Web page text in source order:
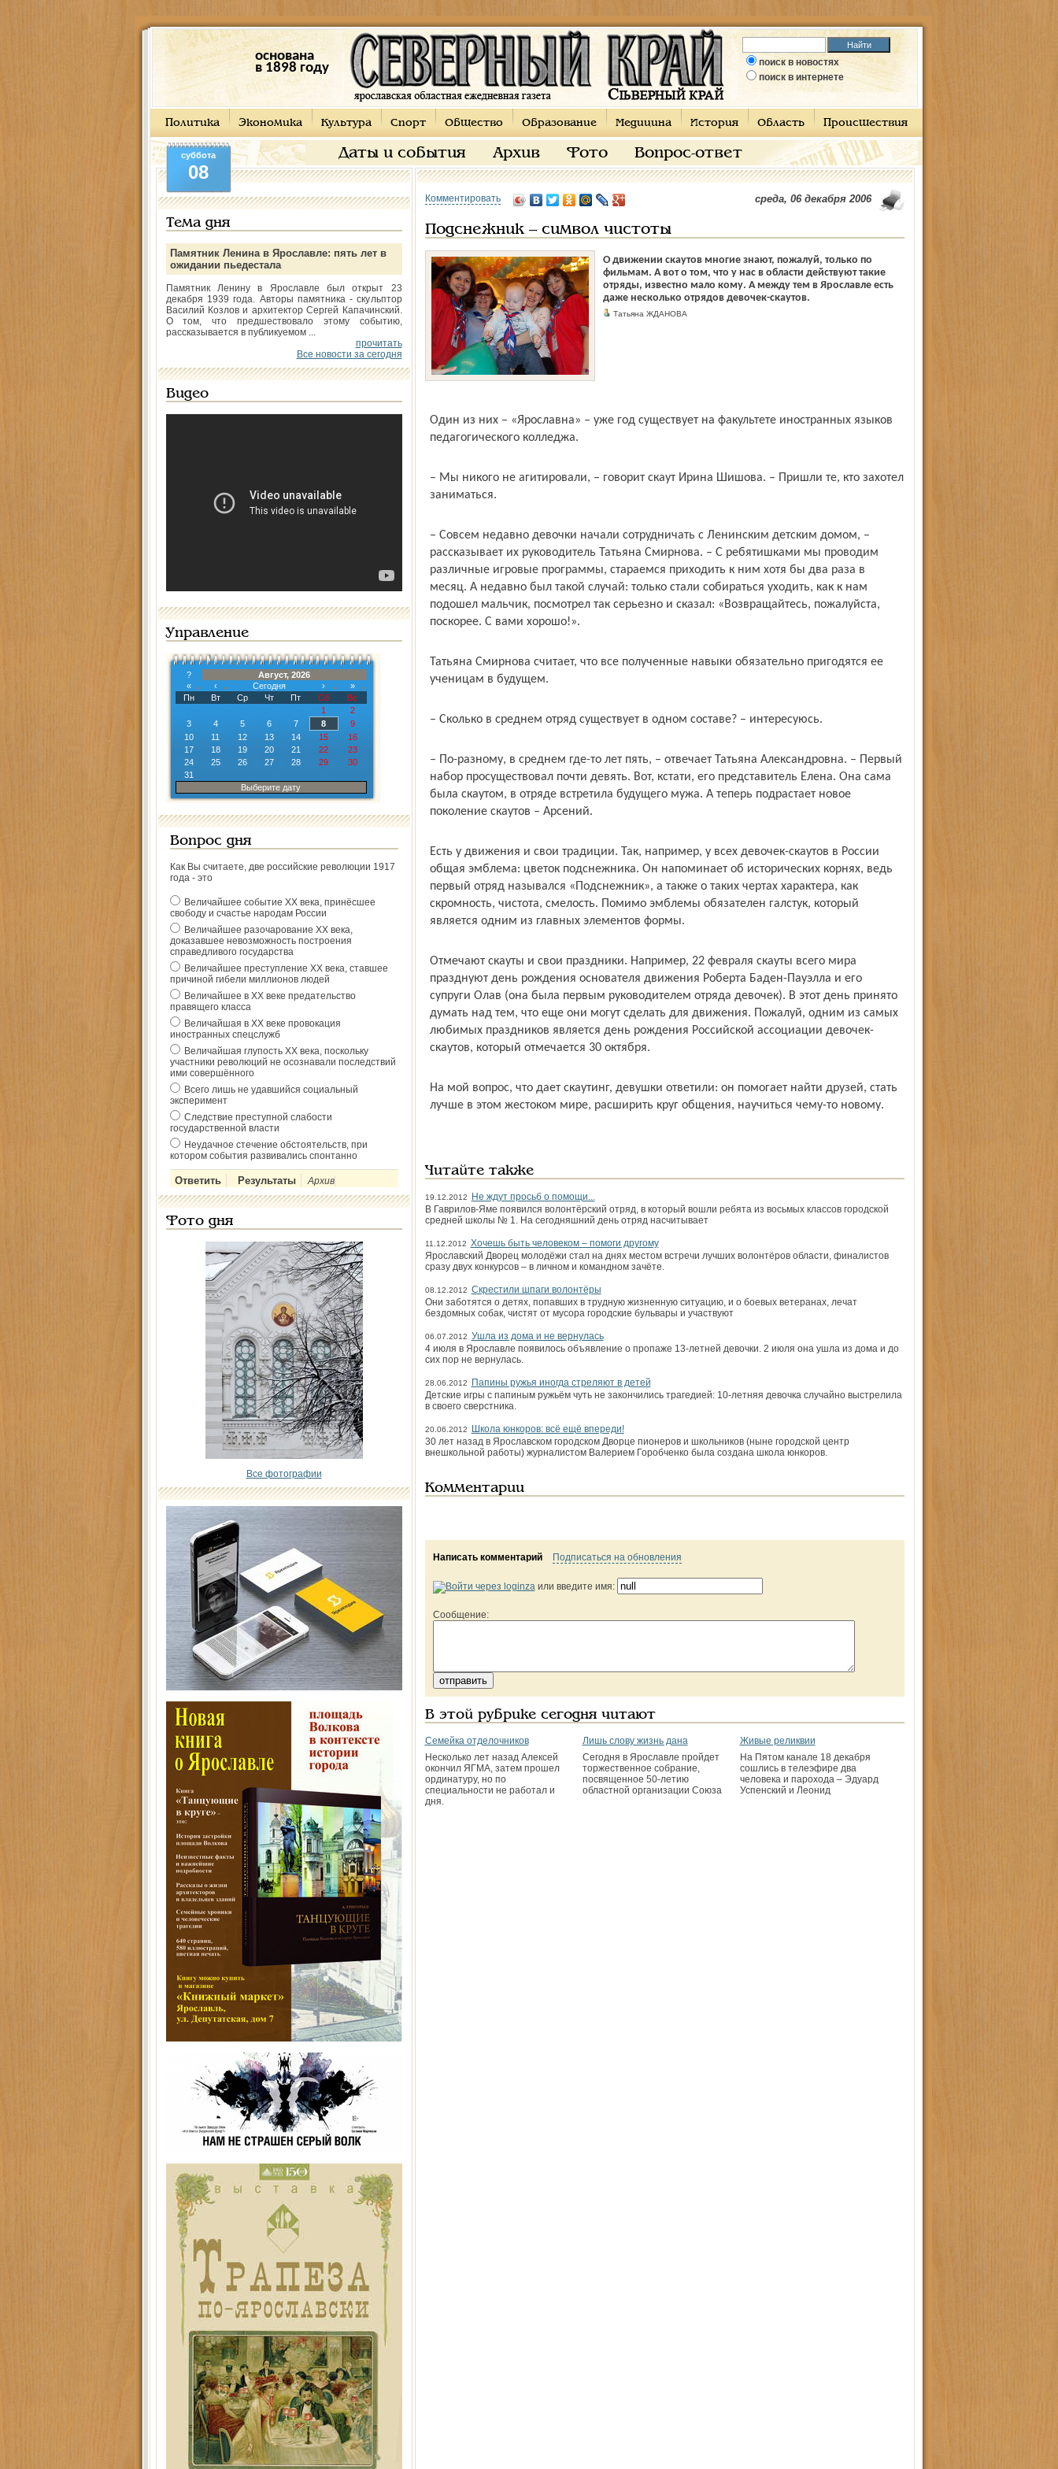
основана
в 1898 году
поиск в новостях
поиск в интернете
Политика Экономика Культура Спорт Общество Образование Медицина История Область Происшествия
Даты и события Архив Фото Вопрос-ответ
суббота
08
Тема дня
Памятник Ленина в Ярославле: пять лет в
ожидании пьедестала
Памятник Ленину в Ярославле был открыт 23
декабря 1939 года. Авторы памятника - скульптор
Василий Козлов и архитектор Сергей Капачинский.
О том, что предшествовало этому событию,
рассказывается в публикуемом ...
прочитать
Все новости за сегодня
Видео
Управление
?
Август, 2026
«
‹ Сегодня ›
»
Пн
Вт Ср Чт Пт Сб
Вс
1
2
3
4 5 6 7 8
9
10
11 12 13 14 15
16
17
18 19 20 21 22
23
24
25 26 27 28 29
30
31
Выберите дату
Вопрос дня
Как Вы считаете, две российские революции 1917
года - это
Величайшее событие ХХ века, принёсшее
свободу и счастье народам России
Величайшее разочарование ХХ века,
доказавшее невозможность построения
справедливого государства
Величайшее преступление ХХ века, ставшее
причиной гибели миллионов людей
Величайшее в ХХ веке предательство
правящего класса
Величайшая в ХХ веке провокация
иностранных спецслужб
Величайшая глупость ХХ века, поскольку
участники революций не осознавали последствий
ими совершённого
Всего лишь не удавшийся социальный
эксперимент
Следствие преступной слабости
государственной власти
Неудачное стечение обстоятельств, при
котором события развивались спонтанно
Архив
Фото дня
Все фотографии
Комментировать среда, 06 декабря 2006
Подснежник – символ чистоты
О движении скаутов многие знают, пожалуй, только по
фильмам. А вот о том, что у нас в области действуют такие
отряды, известно мало кому. А между тем в Ярославле есть
даже несколько отрядов девочек-скаутов.
Татьяна ЖДАНОВА
Один из них – «Ярославна» – уже год существует на факультете иностранных языков
педагогического колледжа.
– Мы никого не агитировали, – говорит скаут Ирина Шишова. – Пришли те, кто захотел
заниматься.
– Совсем недавно девочки начали сотрудничать с Ленинским дет­ским домом, –
рассказывает их руководитель Татьяна Смирнова. – С ребятишками мы проводим
различные игровые программы, стараемся приходить к ним хотя бы два раза в
месяц. А недавно был такой случай: только стали собираться уходить, как к нам
подошел мальчик, посмотрел так серьезно и сказал: «Возвращайтесь, пожалуйста,
поскорее. С вами хорошо!».
Татьяна Смирнова считает, что все полученные навыки обязательно пригодятся ее
ученицам в будущем.
– Сколько в среднем отряд существует в одном составе? – интересуюсь.
– По-разному, в среднем где-то лет пять, – отвечает Татьяна Александровна. – Первый
набор просуществовал почти девять. Вот, кстати, его представитель Елена. Она сама
была скаутом, в отряде встретила будущего мужа. А теперь под­растает новое
поколение скаутов – Арсений.
Есть у движения и свои традиции. Так, например, у всех девочек-скаутов в России
общая эмблема: цветок подснежника. Он напоминает об исторических корнях, ведь
первый отряд назывался «Подснежник», а также о таких чертах характера, как
скромность, чистота, смелость. Помимо эмблемы обязателен галстук, который
является одним из главных элементов формы.
Отмечают скауты и свои праздники. Например, 22 февраля скауты всего мира
празднуют день рождения основателя движения Роберта Баден-Пауэлла и его
супруги Олав (она была первым руководителем отряда девочек). В этот день принято
думать над тем, что еще они могут сделать для движения. Пожалуй, одним из самых
любимых праздников является день рождения Российской ассоциации девочек-
скаутов, который отмечается 30 октября.
На мой вопрос, что дает скаутинг, девушки ответили: он помогает найти друзей, стать
лучше в этом жестоком мире, расширить круг общения, научиться чему-то новому.
Читайте также
19.12.2012
Не ждут просьб о помощи...
В Гаврилов-Яме появился волонтёрский отряд, в который вошли ребята из восьмых классов городской
средней школы № 1. На сегодняшний день отряд насчитывает
11.12.2012 Хочешь быть человеком – помоги другому
Ярославский Дворец молодёжи стал на днях местом встречи лучших волонтёров области, финалистов
сразу двух конкурсов – в личном и командном зачёте.
08.12.2012 Скрестили шпаги волонтёры
Они заботятся о детях, попавших в трудную жизненную ситуацию, и о боевых ветеранах, лечат
бездомных собак, чистят от мусора городские бульвары и участвуют
06.07.2012 Ушла из дома и не вернулась
4 июля в Ярославле появилось объявление о про­паже 13-летней девочки. 2 июля она ушла из дома и до
сих пор не вернулась.
28.06.2012
Папины ружья иногда стреляют в детей
Детские игры с папиным ружьём чуть не закончились трагедией: 10-летняя девочка случайно выстрелила
в своего сверстника.
20.06.2012
Школа юнкоров: всё ещё впереди!
30 лет назад в Ярославском городском Дворце пионеров и школьников (ныне городской центр
внешкольной работы) журналистом Валерием Горобченко была создана школа юнкоров.
Комментарии
Написать комментарий Подписаться на обновления
или введите имя:
Сообщение:
В этой рубрике сегодня читают
Семейка отделочников
Несколько лет назад Алексей
окончил ЯГМА, затем прошел
ординатуру, но по
специальности не работал и
дня.
Лишь слову жизнь дана
Сегодня в Ярославле пройдет
торжественное собрание,
посвященное 50-летию
областной организации Союза
Живые реликвии
На Пятом канале 18 декабря
сошлись в телеэфире два
человека и парохода – Эдуард
Успенский и Леонид